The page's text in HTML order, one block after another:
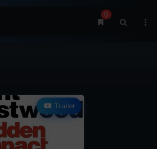
0
Trailer